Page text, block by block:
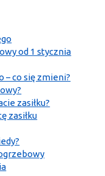
od 1 stycznia
– co się zmieni?
zasiłku?
zasiłku